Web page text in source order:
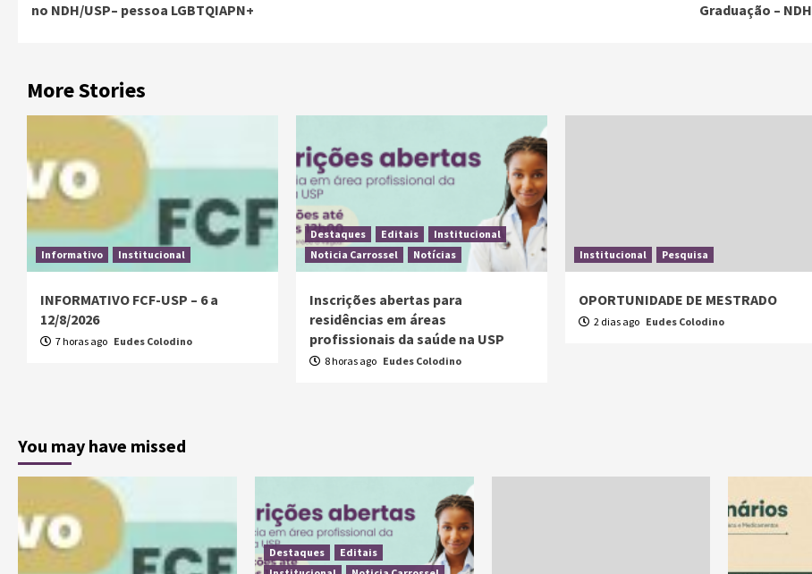
no NDH/USP– pessoa LGBTQIAPN+
Graduação – NDH
More Stories
Informativo Institucional
INFORMATIVO FCF-USP – 6 a
12/8/2026
7 horas ago Eudes Colodino
Destaques Editais
Institucional
Noticia Carrossel
Notícias
Inscrições abertas para
residências em áreas
profissionais da saúde na USP
8 horas ago Eudes Colodino
Institucional Pesquisa
OPORTUNIDADE DE MESTRADO
2 dias ago Eudes Colodino
You may have missed
Destaques
Editais